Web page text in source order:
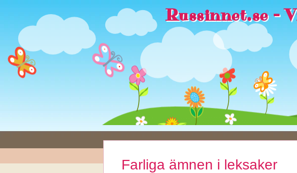
Russinnet.se -
Farliga ämnen i leksaker